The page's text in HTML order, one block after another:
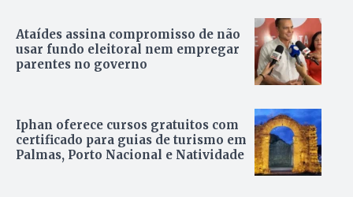
Ataídes assina compromisso de não
usar fundo eleitoral nem empregar
parentes no governo
Iphan oferece cursos gratuitos com
certificado para guias de turismo em
Palmas, Porto Nacional e Natividade